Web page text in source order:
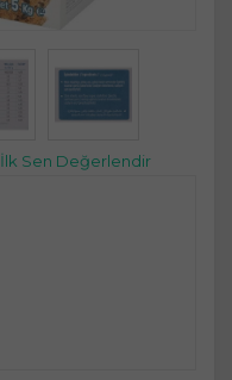
İlk Sen Değerlendir